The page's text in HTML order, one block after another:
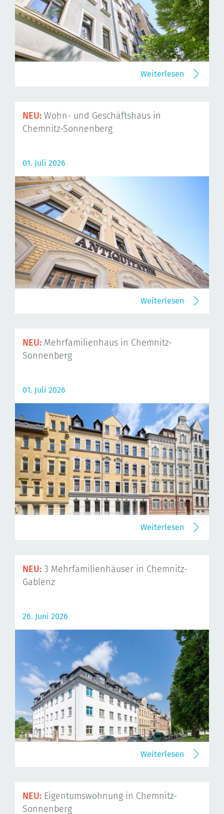
Weiterlesen
NEU: Wohn- und Geschäftshaus in
Chemnitz-Sonnenberg
01. Juli 2026
Weiterlesen
NEU: Mehrfamilienhaus in Chemnitz-
Sonnenberg
01. Juli 2026
Weiterlesen
NEU: 3 Mehrfamilienhäuser in Chemnitz-
Gablenz
26. Juni 2026
Weiterlesen
NEU: Eigentumswohnung in Chemnitz-
Sonnenberg